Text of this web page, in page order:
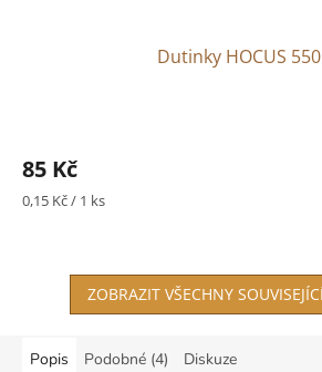
Dutinky HOCUS
85 Kč
Měrná
0,15 Kč / 1 ks
ZOBRAZIT VŠECHNY
Popis Podobné (4) Diskuze